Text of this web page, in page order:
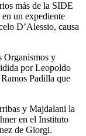
más de la SIDE
un expediente
D’Alessio, causa
Organismos y
por Leopoldo
Padilla que
y Majdalani la
en el Instituto
de Giorgi.